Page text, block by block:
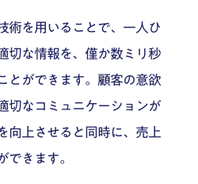
術を用いることで、一人ひ
切な情報を、僅か数ミリ秒
とができます。顧客の意欲
切なコミュニケーションが
向上させると同時に、売上
できます。